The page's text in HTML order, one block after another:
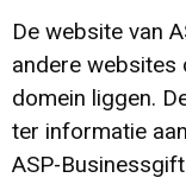
Tablettassen
Koffers en
De website van
andere websites
domein liggen.
ter informatie
ASP-